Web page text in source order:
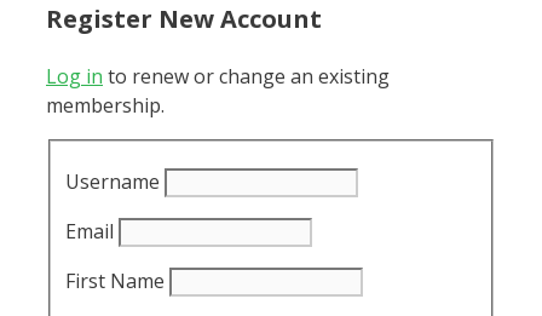
Register New Account
Log in to renew or change an existing
membership.
Username
Email
First Name